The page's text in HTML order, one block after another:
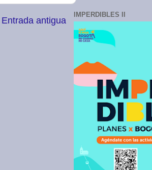
Entrada antigua
IMPERDIBLES II